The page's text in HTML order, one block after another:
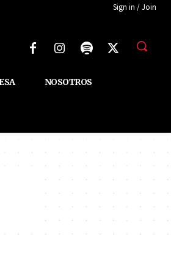
Sign in / Join
NOSOTROS